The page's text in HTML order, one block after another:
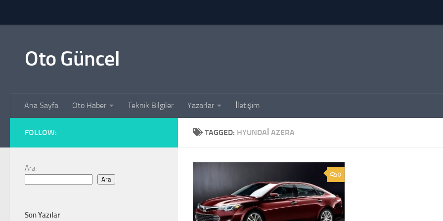
Oto Güncel
Ana Sayfa Oto Haber Teknik Bilgiler Yazarlar İletişim
TAGGED: HYUNDAI AZERA
0
FOLLOW:
Ara
Ara
Son Yazılar